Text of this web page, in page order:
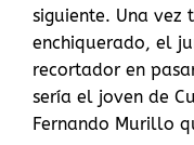
siguiente. Una vez
enchiquerado, el
recortador en
sería el joven de
Fernando Murillo